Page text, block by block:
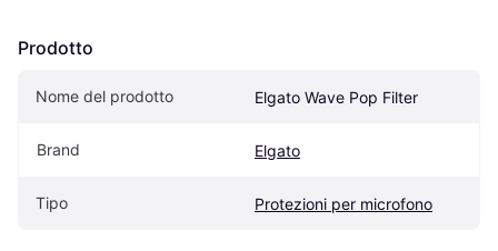
Prodotto
Nome del prodotto Elgato Wave Pop Filter
Brand Elgato
Tipo Protezioni per microfono